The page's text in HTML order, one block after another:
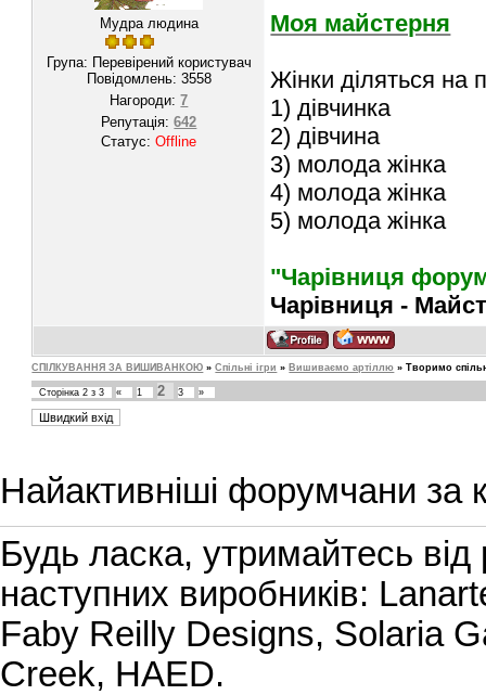
Мудра людина
Група: Перевірений користувач
Повідомлень: 3558
Нагороди:7
Репутація:642
Статус:Offline
Моя майстерня
Жінки діляться на
1) дівчинка
2) дівчина
3) молода жінка
4) молода жінка
5) молода жінка
"Чарівниця
Чарівниця -
СПІЛКУВАННЯ ЗА ВИШИВАНКОЮ » Спільні ігри » Вишиваємо артіллю » Творимо
Сторінка2 з3 « 1 2 3 »
Найактивніші форумчани за
Будь ласка, утримайтесь
наступних виробників:
Faby Reilly Designs, Solaria
Creek, HAED.